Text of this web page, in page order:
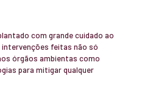
com grande cuidado ao
feitas não só
órgãos ambientas como
para mitigar qualquer